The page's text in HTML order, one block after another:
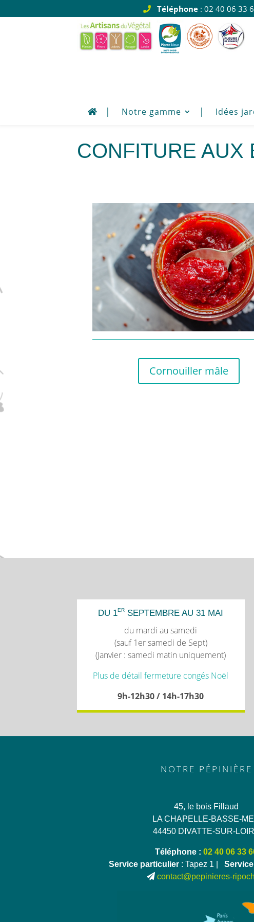
Téléphone: 02 40 06 33
Notre gamme Idées
Confiture aux
Cornouiller mâle
DU 1ER SEPTEMBRE AU 31 MAI
du mardi au samedi
(sauf 1er samedi de Sept)
(Janvier : samedi matin uniquement)
Plus de détail fermeture congés Noël
9h-12h30 / 14h-17h30
NOTRE PÉPINIÈRE
45, le bois Fillaud
LA CHAPELLE-BASSE-
44450 DIVATTE-SUR-
Téléphone :02 40 06 33
Service particulier : Tapez 1 |
contact@pepinieres-